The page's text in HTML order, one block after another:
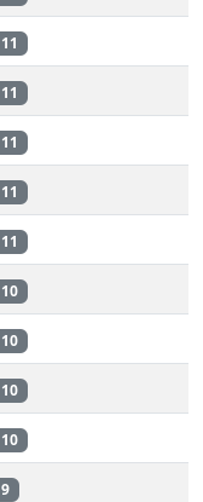
11
11
11
11
11
10
10
10
10
9